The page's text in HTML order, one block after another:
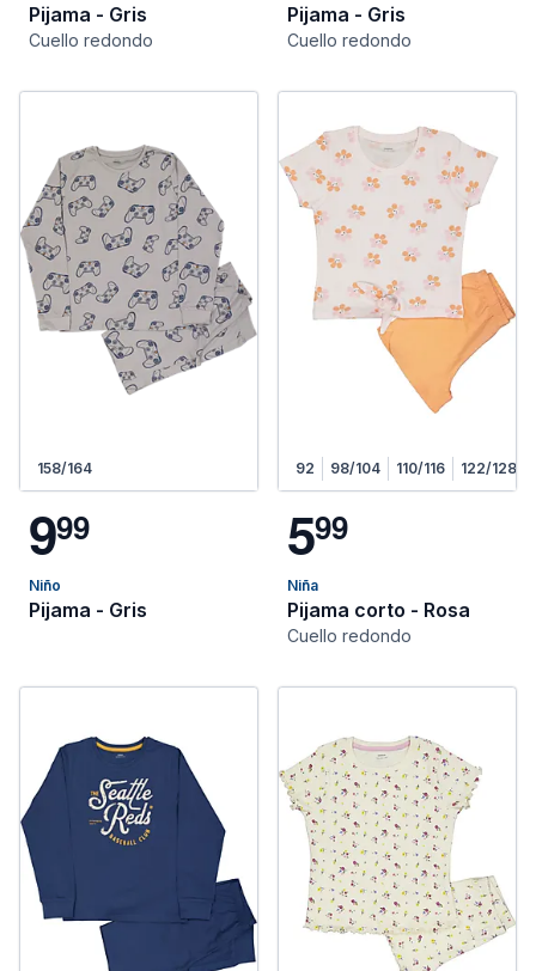
Pijama - Gris
Cuello redondo
Pijama - Gris
Cuello redondo
158/164
999
Niño
Pijama - Gris
92 98/104 110/116 122/128
599
Niña
Pijama corto - Rosa
Cuello redondo